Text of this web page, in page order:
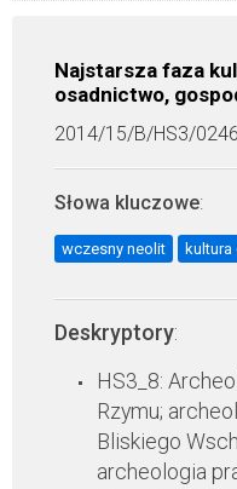
Najstarsza faza
osadnictwo,
2014/15/B/HS3/
Słowa kluczowe:
wczesny neolit
Deskryptory:
HS3_8:
Rzymu;
Bliskiego
archeologia